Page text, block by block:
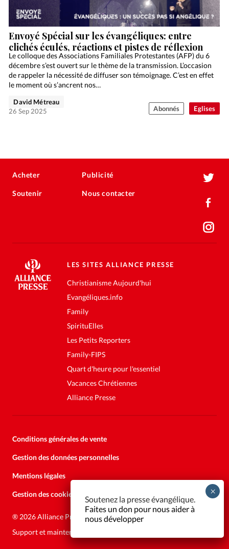
Eglises
Envoyé Spécial sur les évangéliques: entre
clichés éculés, réactions et pistes de réflexion
Le colloque des Associations Familiales Protestantes (AFP) du 6
décembre s’est ouvert sur le thème de la transmission. L’occasion
de rappeler la nécessité de diffuser son témoignage. C’est en effet
le moment où s’ancrent nos…
David Métreau
26 Sep 2025
Abonnés
Acheter
Soutenir
Publicité
Nous contacter
LES SITES ALLIANCE PRESSE
Christianisme Aujourd'hui
Evangéliques.info
Family
SpirituElles
Les Petits Reporters
Family-FIPS
Quart d'heure pour l'essentiel
Vacances Chrétiennes
Alliance Presse
Conditions générales de vente
Gestion des données personnelles
Mentions légales
Gestion des cookies
® 2026 Alliance Presse
Support et maintenance:
Soutenez la presse évangélique.
Faites un don pour nous aider à
nous développer